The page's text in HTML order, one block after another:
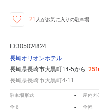
21 人がお気に入りの駐車場
ID:305024824
長崎オリオンホテル
長崎県長崎市大黒町14-5から
長崎県長崎市大黒町4-11
駐車場形式 - 屋内外
全長 - 全幅